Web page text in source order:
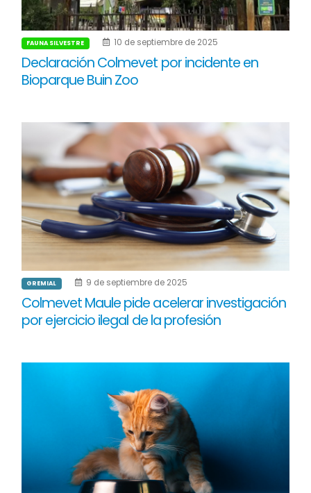
FAUNA SILVESTRE 10 de septiembre de 2025
Declaración Colmevet por incidente en
Bioparque Buin Zoo
GREMIAL 9 de septiembre de 2025
Colmevet Maule pide acelerar investigación
por ejercicio ilegal de la profesión